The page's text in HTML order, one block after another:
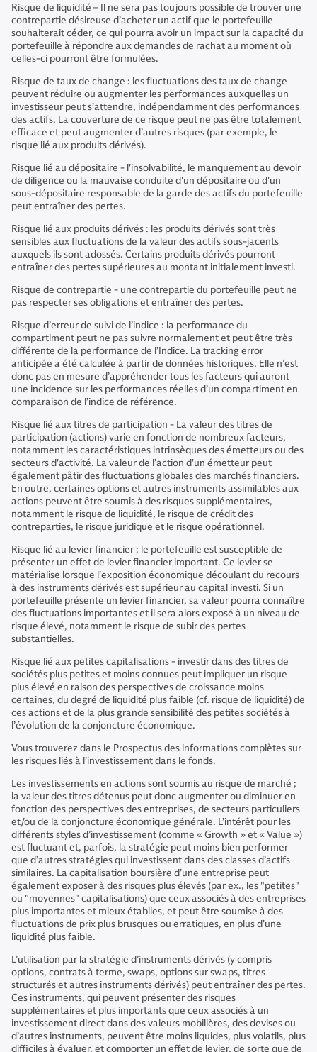
Risque de liquidité – Il ne sera pas toujours possible de trouver une
contrepartie désireuse d’acheter un actif que le portefeuille
souhaiterait céder, ce qui pourra avoir un impact sur la capacité du
portefeuille à répondre aux demandes de rachat au moment où
celles-ci pourront être formulées.
Risque de taux de change : les fluctuations des taux de change
peuvent réduire ou augmenter les performances auxquelles un
investisseur peut s’attendre, indépendamment des performances
des actifs. La couverture de ce risque peut ne pas être totalement
efficace et peut augmenter d’autres risques (par exemple, le
risque lié aux produits dérivés).
Risque lié au dépositaire - l'insolvabilité, le manquement au devoir
de diligence ou la mauvaise conduite d'un dépositaire ou d'un
sous-dépositaire responsable de la garde des actifs du portefeuille
peut entraîner des pertes.
Risque lié aux produits dérivés : les produits dérivés sont très
sensibles aux fluctuations de la valeur des actifs sous-jacents
auxquels ils sont adossés. Certains produits dérivés pourront
entraîner des pertes supérieures au montant initialement investi.
Risque de contrepartie - une contrepartie du portefeuille peut ne
pas respecter ses obligations et entraîner des pertes.
Risque d’erreur de suivi de l’indice : la performance du
compartiment peut ne pas suivre normalement et peut être très
différente de la performance de l’Indice. La tracking error
anticipée a été calculée à partir de données historiques. Elle n’est
donc pas en mesure d’appréhender tous les facteurs qui auront
une incidence sur les performances réelles d’un compartiment en
comparaison de l’indice de référence.
Risque lié aux titres de participation - La valeur des titres de
participation (actions) varie en fonction de nombreux facteurs,
notamment les caractéristiques intrinsèques des émetteurs ou des
secteurs d'activité. La valeur de l’action d'un émetteur peut
également pâtir des fluctuations globales des marchés financiers.
En outre, certaines options et autres instruments assimilables aux
actions peuvent être soumis à des risques supplémentaires,
notamment le risque de liquidité, le risque de crédit des
contreparties, le risque juridique et le risque opérationnel.
Risque lié au levier financier : le portefeuille est susceptible de
présenter un effet de levier financier important. Ce levier se
matérialise lorsque l’exposition économique découlant du recours
à des instruments dérivés est supérieur au capital investi. Si un
portefeuille présente un levier financier, sa valeur pourra connaître
des fluctuations importantes et il sera alors exposé à un niveau de
risque élevé, notamment le risque de subir des pertes
substantielles.
Risque lié aux petites capitalisations - investir dans des titres de
sociétés plus petites et moins connues peut impliquer un risque
plus élevé en raison des perspectives de croissance moins
certaines, du degré de liquidité plus faible (cf. risque de liquidité) de
ces actions et de la plus grande sensibilité des petites sociétés à
l’évolution de la conjoncture économique.
Vous trouverez dans le Prospectus des informations complètes sur
les risques liés à l’investissement dans le fonds.
Les investissements en actions sont soumis au risque de marché ;
la valeur des titres détenus peut donc augmenter ou diminuer en
fonction des perspectives des entreprises, de secteurs particuliers
et/ou de la conjoncture économique générale. L’intérêt pour les
différents styles d’investissement (comme « Growth » et « Value »)
est fluctuant et, parfois, la stratégie peut moins bien performer
que d’autres stratégies qui investissent dans des classes d’actifs
similaires. La capitalisation boursière d’une entreprise peut
également exposer à des risques plus élevés (par ex., les "petites"
ou "moyennes" capitalisations) que ceux associés à des entreprises
plus importantes et mieux établies, et peut être soumise à des
fluctuations de prix plus brusques ou erratiques, en plus d’une
liquidité plus faible.
L’utilisation par la stratégie d’instruments dérivés (y compris
options, contrats à terme, swaps, options sur swaps, titres
structurés et autres instruments dérivés) peut entraîner des pertes.
Ces instruments, qui peuvent présenter des risques
supplémentaires et plus importants que ceux associés à un
investissement direct dans des valeurs mobilières, des devises ou
d’autres instruments, peuvent être moins liquides, plus volatils, plus
difficiles à évaluer, et comporter un effet de levier, de sorte que de